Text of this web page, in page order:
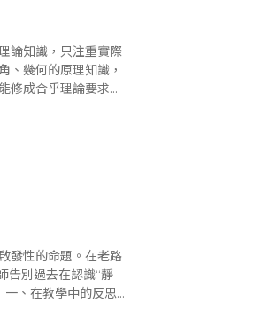
、幾何的原理知識，
修成合乎理論要求的
發性的命題。在老路
告別過去在認識“靜